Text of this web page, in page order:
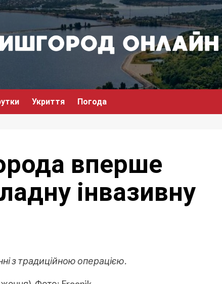
Укриття Погода
вперше
інвазивну
з традиційною операцією.